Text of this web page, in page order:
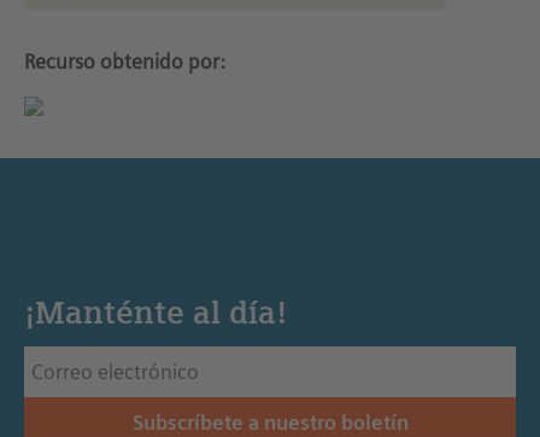
Recurso obtenido por:
¡Manténte al día!
Subscríbete a nuestro boletín